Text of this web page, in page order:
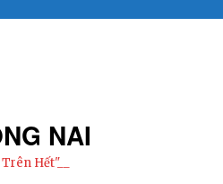
NAI
Hết"__